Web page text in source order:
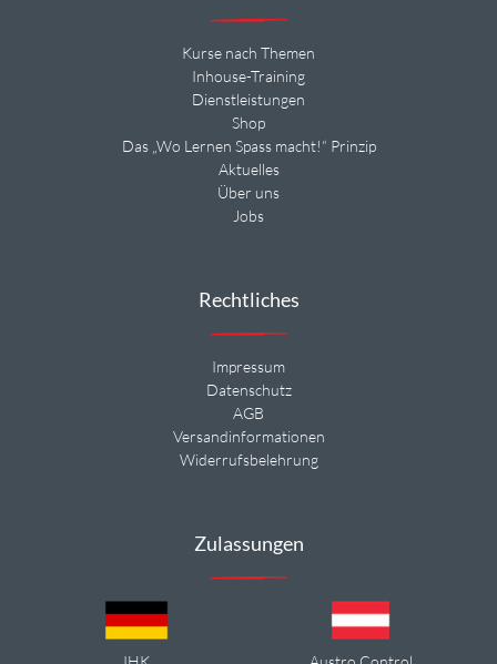
Kurse nach Themen
Inhouse-Training
Dienstleistungen
Shop
Das „Wo Lernen Spass macht!“ Prinzip
Aktuelles
Über uns
Jobs
Rechtliches
Impressum
Datenschutz
AGB
Versandinformationen
Widerrufsbelehrung
Zulassungen